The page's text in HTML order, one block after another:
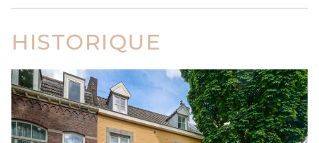
HISTORIQUE